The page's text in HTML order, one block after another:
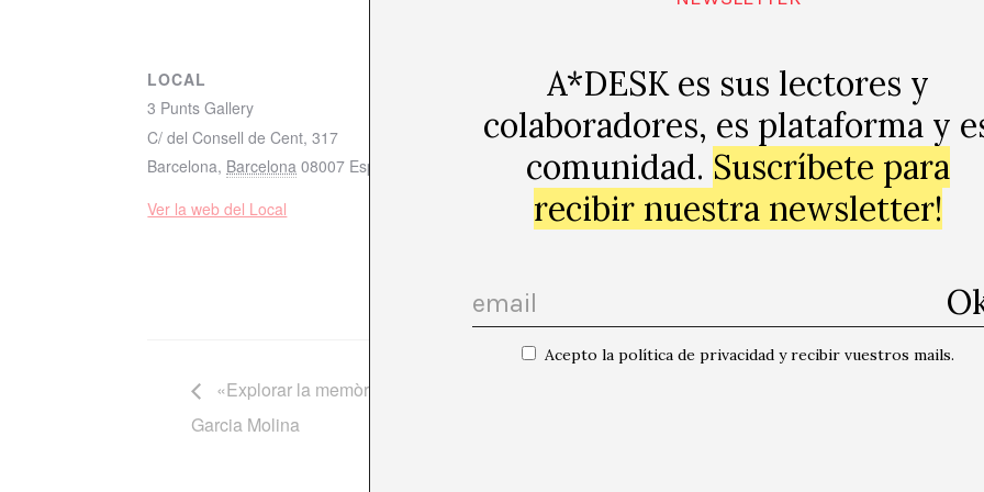
LOCAL
3 Punts Gallery
C/ del Consell de Cent, 317
Barcelona, Barcelona 08007 España
Ver la web del Local
«Explorar la memòria» Maria Tumarkin i Cristina
Garcia Molina
A*DESK es sus lectores y
colaboradores, es plataforma y
comunidad. Suscríbete para
recibir nuestra newsletter!
Acepto la política de privacidad y recibir vuestros mails.